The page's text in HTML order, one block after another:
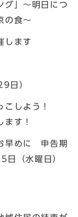
グ」～明日につ
の食～
します
日）
こしよう！
ます！
早めに 申告期
日（水曜日）